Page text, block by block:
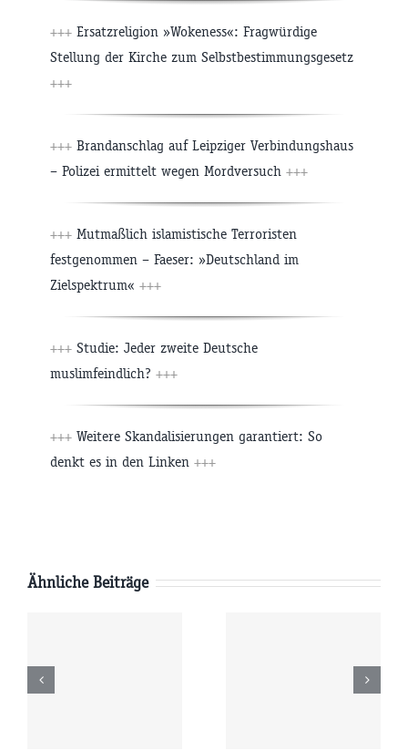
+++ Ersatzreligion »Wokeness«: Fragwürdige
Stellung der Kirche zum Selbstbestimmungsgesetz
+++
+++ Brandanschlag auf Leipziger Verbindungshaus
– Polizei ermittelt wegen Mordversuch +++
+++ Mutmaßlich islamistische Terroristen
festgenommen – Faeser: »Deutschland im
Zielspektrum« +++
+++ Studie: Jeder zweite Deutsche
muslimfeindlich? +++
+++ Weitere Skandalisierungen garantiert: So
denkt es in den Linken +++
Ähnliche Beiträge
Freitag
07.08.2026